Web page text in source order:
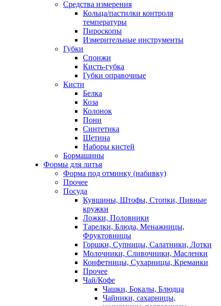
Средства измерения
Кольца/пастилки контроля
температуры
Пироскопы
Измерительные инструменты
Губки
Спонжи
Кисть-губка
Губки оправочные
Кисти
Белка
Коза
Колонок
Пони
Синтетика
Щетина
Наборы кистей
Бормашины
Формы для литья
Форма под отминку (набивку)
Прочее
Посуда
Кувшины, Штофы, Стопки, Пивные
кружки
Ложки, Половники
Тарелки, Блюда, Менажницы,
Фруктовницы
Горшки, Супницы, Салатники, Лотки
Молочники, Сливочники, Масленки
Конфетницы, Сухарницы, Креманки
Прочее
Чай/Кофе
Чашки, Бокалы, Блюдца
Чайники, сахарницы,